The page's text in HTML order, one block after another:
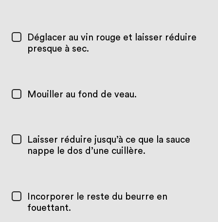
Déglacer au vin rouge et laisser réduire
presque à sec.
Mouiller au fond de veau.
Laisser réduire jusqu’à ce que la sauce
nappe le dos d’une cuillère.
Incorporer le reste du beurre en
fouettant.